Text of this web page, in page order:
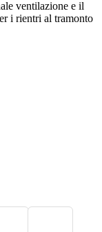
ventilazione e il
i rientri al tramonto